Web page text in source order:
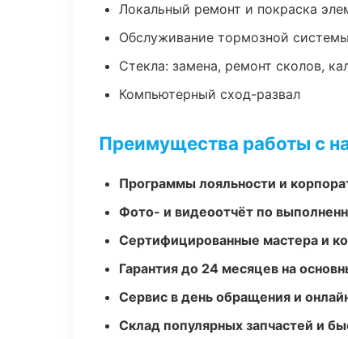
Локальный ремонт и покраска
Обслуживание тормозной системы
Стекла: замена, ремонт сколов,
Компьютерный сход-развал
Преимущества работы с
Программы лояльности и
Фото- и видеоотчёт по
Сертифицированные мастера и
Гарантия до 24 месяцев на
Сервис в день обращения и
Склад популярных запчастей и